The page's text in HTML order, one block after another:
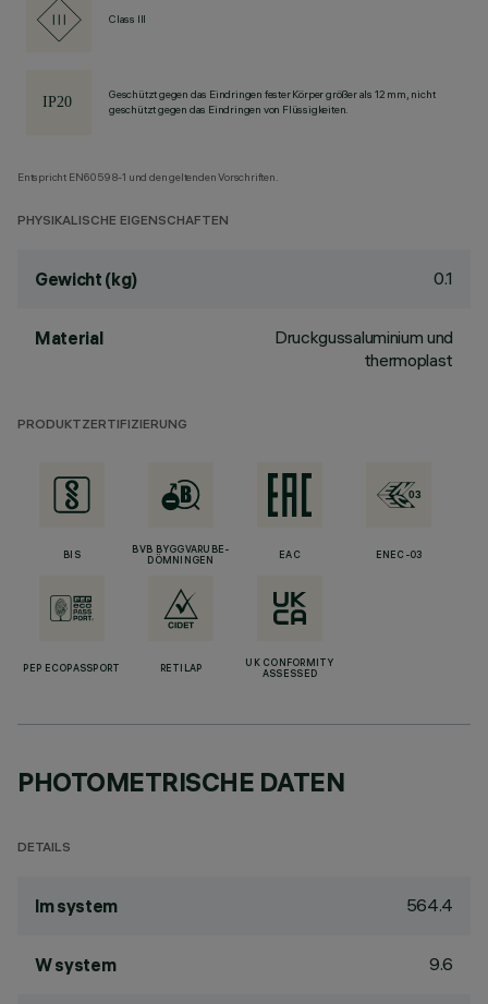
Class III
Geschützt gegen das Eindringen fester Körper größer als 12 mm, nicht
geschützt gegen das Eindringen von Flüssigkeiten.
Entspricht EN60598-1 und den geltenden Vorschriften.
PHYSIKALISCHE EIGENSCHAFTEN
Gewicht (kg) 0.1
Material
Druckgussaluminium und
thermoplast
PRODUKTZERTIFIZIERUNG
BIS
BVB BYGGVARUBE-
DÖMNINGEN
EAC ENEC-03
PEP ECOPASSPORT RETILAP
UK CONFORMITY
ASSESSED
PHOTOMETRISCHE DATEN
DETAILS
lm system 564.4
W system 9.6